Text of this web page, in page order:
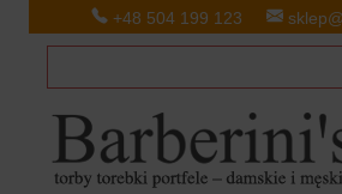
+48 504 199 123